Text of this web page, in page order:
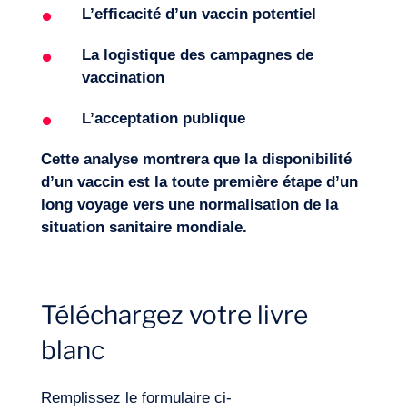
L’efficacité d’un vaccin potentiel
La logistique des campagnes de
vaccination
L’acceptation publique
Cette analyse montrera que la disponibilité
d’un vaccin est la toute première étape d’un
long voyage vers une normalisation de la
situation sanitaire mondiale.
Téléchargez votre livre
blanc
Remplissez le formulaire ci-